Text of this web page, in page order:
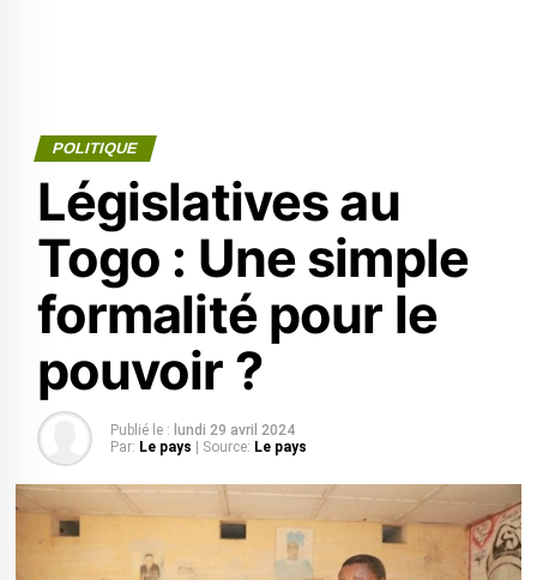
POLITIQUE
Législatives au
Togo : Une simple
formalité pour le
pouvoir ?
Publié le : lundi 29 avril 2024
Par: Le pays | Source: Le pays